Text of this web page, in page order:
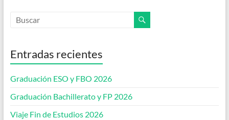
Entradas recientes
Graduación ESO y FBO 2026
Graduación Bachillerato y FP 2026
Viaje Fin de Estudios 2026